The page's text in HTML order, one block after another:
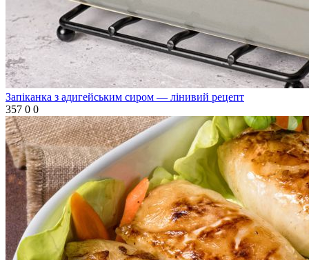
Запіканка з адигейським сиром — лінивий рецепт
357 0 0